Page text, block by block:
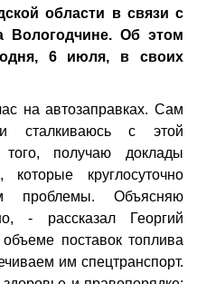
области в связи с
Вологодчине. Об этом
6 июля, в своих
на автозаправках. Сам
сталкиваюсь с этой
получаю доклады
которые круглосуточно
проблемы. Объясняю
- рассказал Георгий
поставок топлива
им спецтранспорт.